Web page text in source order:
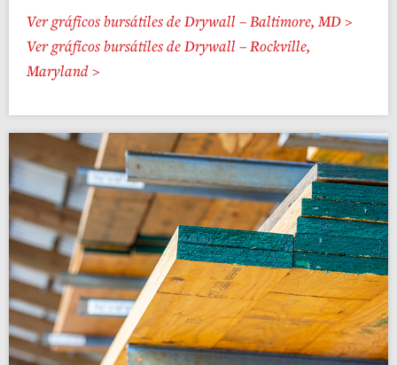
Ver gráficos bursátiles de Drywall – Baltimore, MD >
Ver gráficos bursátiles de Drywall – Rockville,
Maryland >